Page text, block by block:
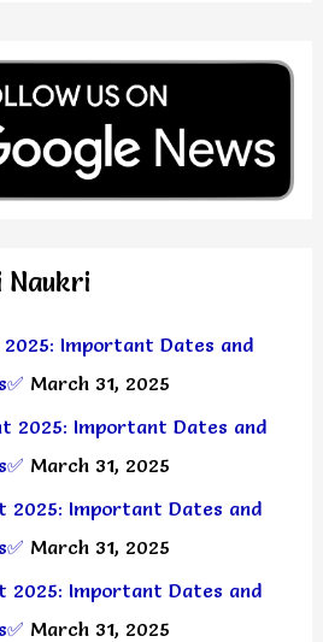
Naukri
Important Dates and
March 31, 2025
2025: Important Dates and
March 31, 2025
2025: Important Dates and
March 31, 2025
2025: Important Dates and
March 31, 2025